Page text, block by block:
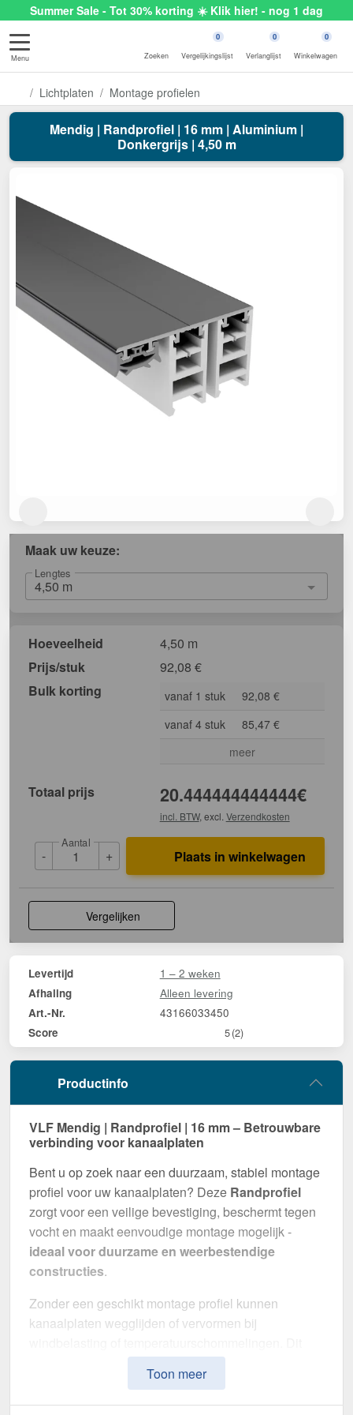
Summer Sale - Tot 30% korting ☀️ Klik hier! - nog 1 dag
Menu Zoeken
0
Vergelijkingslijst
0
Verlanglijst
0
Winkelwagen
Lichtplaten Montage profielen
Mendig | Randprofiel | 16 mm | Aluminium |
Donkergrijs | 4,50 m
Maak uw keuze:
Lengtes
Hoeveelheid
4,50 m
Prijs/stuk
92,08 €
Bulk korting
vanaf 1 stuk
92,08 €
vanaf 4 stuk
85,47 €
meer
Totaal prijs 20.444444444444€
incl. BTW, excl. Verzendkosten
-
Aantal
+ Plaats in winkelwagen
Vergelijken
Levertijd 1 – 2 weken
Afhaling Alleen levering
Art.-Nr. 43166033450
Score 5(2)
Productinfo
VLF Mendig | Randprofiel | 16 mm – Betrouwbare
verbinding voor kanaalplaten
Bent u op zoek naar een duurzaam, stabiel montage
profiel voor uw kanaalplaten? Deze Randprofiel
zorgt voor een veilige bevestiging, beschermt tegen
vocht en maakt eenvoudige montage mogelijk -
ideaal voor duurzame en weerbestendige
constructies.
Zonder een geschikt montage profiel kunnen
kanaalplaten wegglijden of vervormen bij
profiel zorgt voor eenstabiele, flexibele en visueel
aantrekkelijke montage.
Toon meer